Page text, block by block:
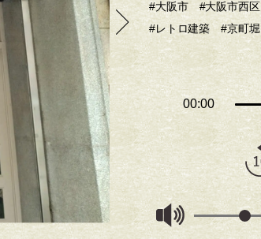
#大阪市 #大阪市西区
#レトロ建築
#京町堀
00:00